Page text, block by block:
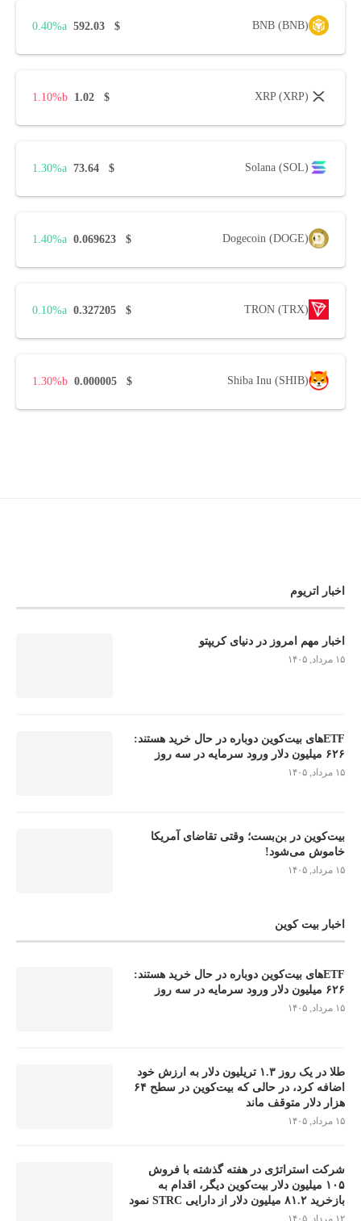
BNB (BNB)
$
592.03
0.40%
XRP (XRP)
$
1.02
1.10%
Solana (SOL)
$
73.64
1.30%
Dogecoin (DOGE)
$
0.069623
1.40%
TRON (TRX)
$
0.327205
0.10%
Shiba Inu (SHIB)
$
0.000005
1.30%
اخبار اتریوم
اخبار مهم امروز در دنیای کریپتو
۱۵ مرداد, ۱۴۰۵
ETFهای بیت‌کوین دوباره در حال خرید هستند:
۶۲۶ میلیون دلار ورود سرمایه در سه روز
۱۵ مرداد, ۱۴۰۵
بیت‌کوین در بن‌بست؛ وقتی تقاضای آمریکا
خاموش می‌شود!
۱۵ مرداد, ۱۴۰۵
اخبار بیت کوین
ETFهای بیت‌کوین دوباره در حال خرید هستند:
۶۲۶ میلیون دلار ورود سرمایه در سه روز
۱۵ مرداد, ۱۴۰۵
طلا در یک روز ۱.۳ تریلیون دلار به ارزش خود
اضافه کرد، در حالی که بیت‌کوین در سطح ۶۴
هزار دلار متوقف ماند
۱۵ مرداد, ۱۴۰۵
شرکت استراتژی در هفته گذشته با فروش
۱۰۵ میلیون دلار بیت‌کوین دیگر، اقدام به
بازخرید ۸۱.۲ میلیون دلار از دارایی STRC نمود
۱۲ مرداد, ۱۴۰۵